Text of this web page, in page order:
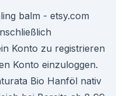
balm - etsy.com
Konto zu registrieren
Konto einzuloggen.
Bio Hanföl nativ